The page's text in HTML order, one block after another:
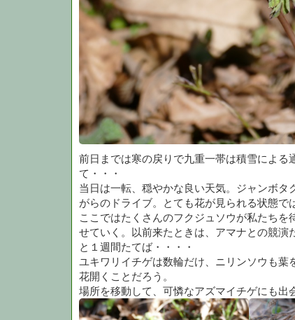
前日までは寒の戻りで九重一帯は積雪による
て・・・
当日は一転、穏やかな良い天気。ジャンボ
がらのドライブ。とても花が見られる状態で
ここではたくさんのフクジュソウが私たち
せていく。以前来たときは、アマナとの競
と１週間たてば・・・・
ユキワリイチゲは数輪だけ、ニリンソウも
花開くことだろう。
場所を移動して、可憐なアズマイチゲにも出